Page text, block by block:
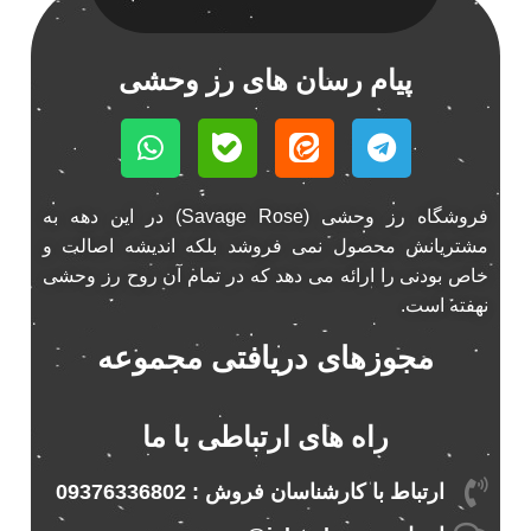
اسپیکر ماشین ناکامیچی
اسپیکر ناکامیچی
اینترفیس پژو 206
بازی ایرانی جالیز
بازی جالیز
بازی فکری جالیز
1
باند 6928
باند 6928p
1
باند خودرو پاناتک
باند فابریک خودرو
پیام رسان های رز وحشی
فروشگاه رز وحشی (Savage Rose) در این دهه به
مشتریانش محصول نمی فروشد بلکه اندیشه اصالت و
خاص بودنی را ارائه می دهد که در تمام آن روح رز وحشی
نهفته است.
مجوزهای دریافتی مجموعه
راه های ارتباطی با ما
ارتباط با کارشناسان فروش : 09376336802